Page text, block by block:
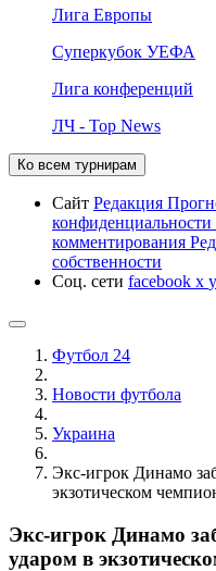
Лига Европы
Суперкубок УЕФА
Лига конференций
ЛЧ - Top News
Ко всем турнирам
Сайт Редакция
конфиденциальности
комментирования
собственности
Соц. сети facebook x
Футбол 24
Новости футбола
Украина
Экс-игрок Динамо
экзотическом
Экс-игрок Динамо
ударом в